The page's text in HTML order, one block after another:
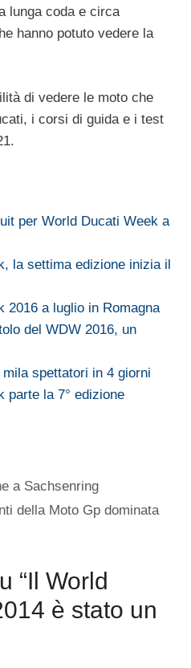
lunga coda e circa
hanno potuto vedere la
di vedere le moto che
i corsi di guida e i test
per World Ducati Week a
la settima edizione inizia il
2016 a luglio in Romagna
del WDW 2016, un
spettatori in 4 giorni
parte la 7° edizione
a Sachsenring
della Moto Gp dominata
“Il World
è stato un